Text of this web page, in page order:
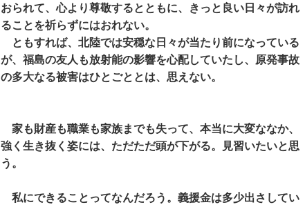
おられて、心より尊敬するとともに、きっと良い日々が訪れ
ることを祈らずにはおれない。
ともすれば、北陸では安穏な日々が当たり前になっている
が、福島の友人も放射能の影響を心配していたし、原発事故
の多大なる被害はひとごととは、思えない。
家も財産も職業も家族までも失って、本当に大変ななか、
強く生き抜く姿には、ただただ頭が下がる。見習いたいと思
う。
私にできることってなんだろう。義援金は多少出さしてい